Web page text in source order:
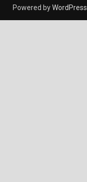
Powered byWordPress